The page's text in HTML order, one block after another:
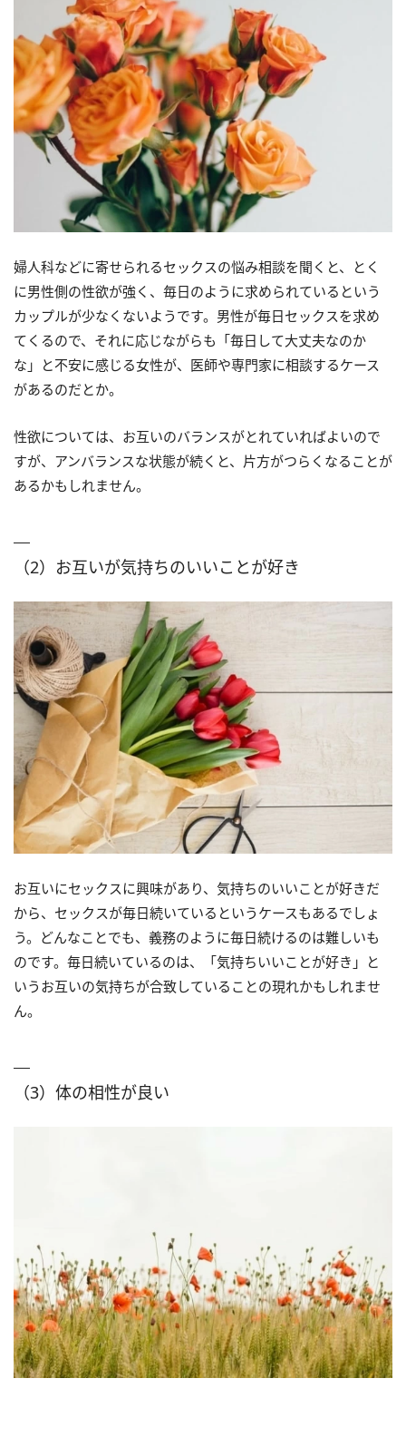
婦人科などに寄せられるセックスの悩み相談を聞くと、とく
に男性側の性欲が強く、毎日のように求められているという
カップルが少なくないようです。男性が毎日セックスを求め
てくるので、それに応じながらも「毎日して大丈夫なのか
な」と不安に感じる女性が、医師や専門家に相談するケース
があるのだとか。
性欲については、お互いのバランスがとれていればよいので
すが、アンバランスな状態が続くと、片方がつらくなることが
あるかもしれません。
（2）お互いが気持ちのいいことが好き
お互いにセックスに興味があり、気持ちのいいことが好きだ
から、セックスが毎日続いているというケースもあるでしょ
う。どんなことでも、義務のように毎日続けるのは難しいも
のです。毎日続いているのは、「気持ちいいことが好き」と
いうお互いの気持ちが合致していることの現れかもしれませ
ん。
（3）体の相性が良い